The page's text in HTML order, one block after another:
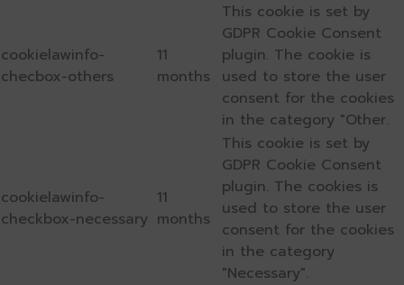
cookielawinfo-
checbox-others
11
months
This cookie is set by
GDPR Cookie Consent
plugin. The cookie is
used to store the user
consent for the cookies
in the category "Other.
cookielawinfo-
checkbox-necessary
11
months
This cookie is set by
GDPR Cookie Consent
plugin. The cookies is
used to store the user
consent for the cookies
in the category
"Necessary".